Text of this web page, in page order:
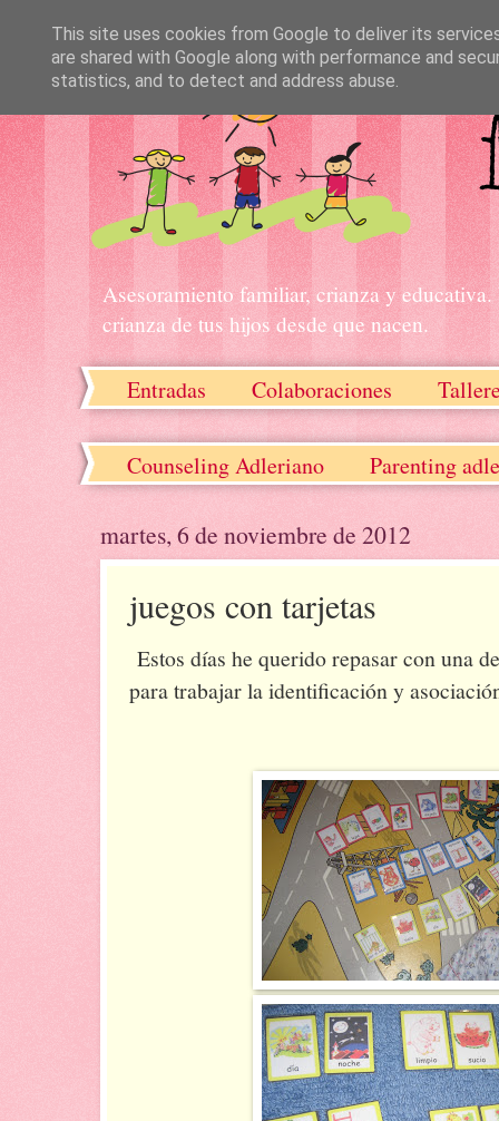
Asesoramiento familiar, crianza y
crianza de tus hijos desde que nacen.
Entradas Colaboraciones
Recursos descargables
Counseling Adleriano
Parenting
martes, 6 de noviembre de 2012
juegos con tarjetas
Estos días he querido repasar con una
para trabajar la identificación y
This site uses cookies from Google to deliver its
are shared with Google along with performance and
statistics, and to detect and address abuse.